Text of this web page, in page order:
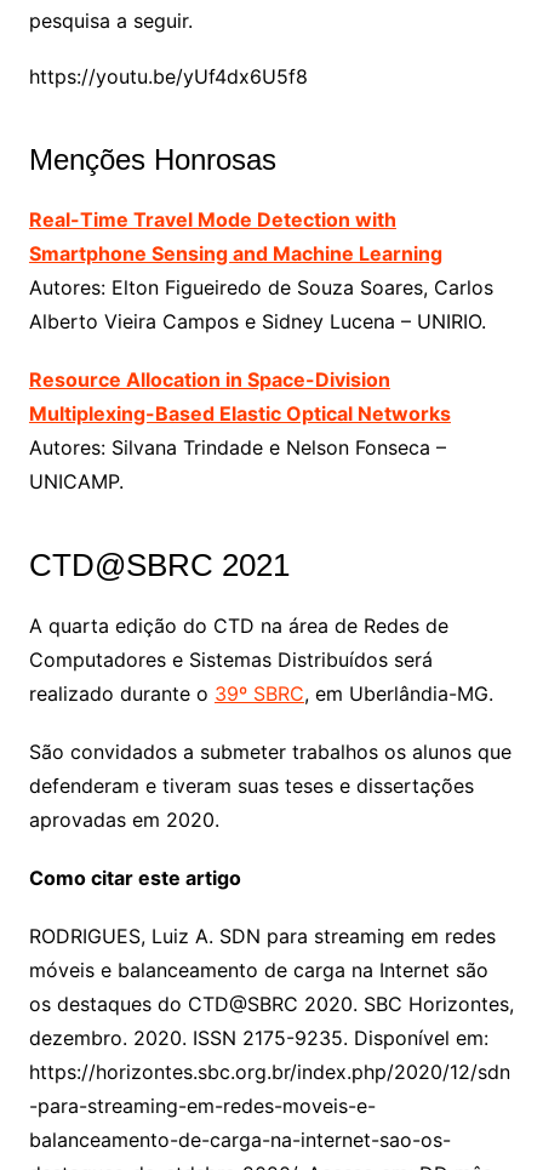
pesquisa a seguir.
https://youtu.be/yUf4dx6U5f8
Menções Honrosas
Real-Time Travel Mode Detection with
Smartphone Sensing and Machine Learning
Autores: Elton Figueiredo de Souza Soares, Carlos
Alberto Vieira Campos e Sidney Lucena – UNIRIO.
Resource Allocation in Space-Division
Multiplexing-Based Elastic Optical Networks
Autores: Silvana Trindade e Nelson Fonseca –
UNICAMP.
CTD@SBRC 2021
A quarta edição do CTD na área de Redes de
Computadores e Sistemas Distribuídos será
realizado durante o 39º SBRC, em Uberlândia-MG.
São convidados a submeter trabalhos os alunos que
defenderam e tiveram suas teses e dissertações
aprovadas em 2020.
Como citar este artigo
RODRIGUES, Luiz A. SDN para streaming em redes
móveis e balanceamento de carga na Internet são
os destaques do CTD@SBRC 2020. SBC Horizontes,
dezembro. 2020. ISSN 2175-9235. Disponível em:
https://horizontes.sbc.org.br/index.php/2020/12/sdn
-para-streaming-em-redes-moveis-e-
balanceamento-de-carga-na-internet-sao-os-